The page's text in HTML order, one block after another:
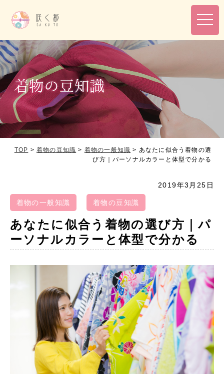
TOP > 着物の豆知識 > 着物の一般知識 > あなたに似合う着物の選
び方｜パーソナルカラーと体型で分かる
2019年3月25日
着物の一般知識 着物の豆知識
あなたに似合う着物の選び方｜パ
ーソナルカラーと体型で分かる